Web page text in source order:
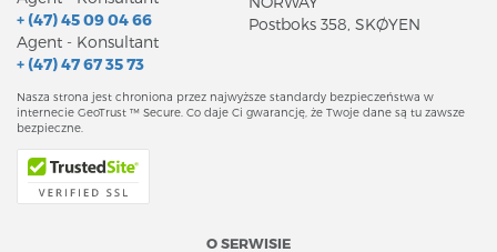
+ (47) 45 09 04 66
Agent - Konsultant
+ (47) 47 67 35 73
Postboks 358, SKØYEN
Nasza strona jest chroniona przez najwyższe standardy bezpieczeństwa w
internecie GeoTrust ™ Secure. Co daje Ci gwarancję, że Twoje dane są tu zawsze
bezpieczne.
O SERWISIE